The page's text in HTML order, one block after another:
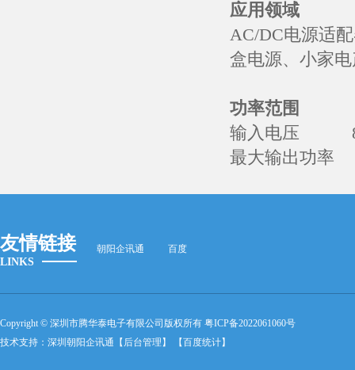
应用领域
AC/DC电源适
盒电源、 小家
功率范围
输入电压 85-
最大输出
友情链接
LINKS
朝阳企讯通 百度
Copyright © 深圳市腾华泰电子有限公司版权所有 粤ICP备2022061060号
技术支持： 深圳朝阳企讯通 【后台管理】 【百度统计】